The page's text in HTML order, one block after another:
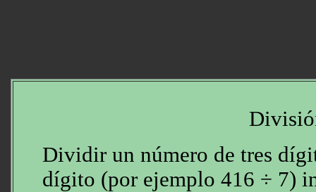
Dividir un número de tres
dígito (por ejemplo 416 ÷ 7)